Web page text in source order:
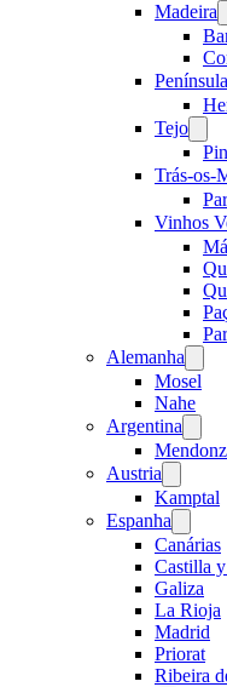
Madeira
Tejo
Trás-os-
Vinhos
Alemanha
menu
Mosel
Nahe
Argentina
Austria
menu
Kamptal
Espanha
menu
Canárias
Castilla
Galiza
La Rioja
Madrid
Priorat
Ribeira